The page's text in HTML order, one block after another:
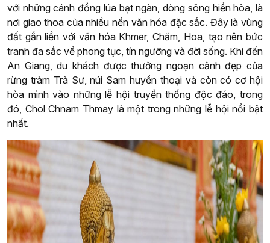
với những cánh đồng lúa bạt ngàn, dòng sông hiền hòa, là
nơi giao thoa của nhiều nền văn hóa đặc sắc. Đây là vùng
đất gắn liền với văn hóa Khmer, Chăm, Hoa, tạo nên bức
tranh đa sắc về phong tục, tín ngưỡng và đời sống. Khi đến
An Giang, du khách được thưởng ngoạn cảnh đẹp của
rừng tràm Trà Sư, núi Sam huyền thoại và còn có cơ hội
hòa mình vào những lễ hội truyền thống độc đáo, trong
đó, Chol Chnam Thmay là một trong những lễ hội nổi bật
nhất.